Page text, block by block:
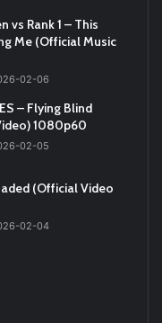
vs Rank 1 – This
Me (Official Music
02-06
– Flying Blind
1080p60
02-05
(Official Video
02-04